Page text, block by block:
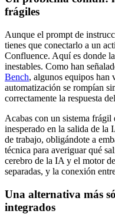
frágiles
Aunque el prompt de
tienes que conectarlo a un
Confluence. Aquí es donde
inestables. Como han
Bench, algunos equipos han
automatización se rompían
correctamente la respuesta
Acabas con un sistema
inesperado en la salida de
de trabajo, obligándote a
técnica para averiguar qué
cerebro de la IA y el motor
separadas, y la conexión
Una alternativa más
integrados